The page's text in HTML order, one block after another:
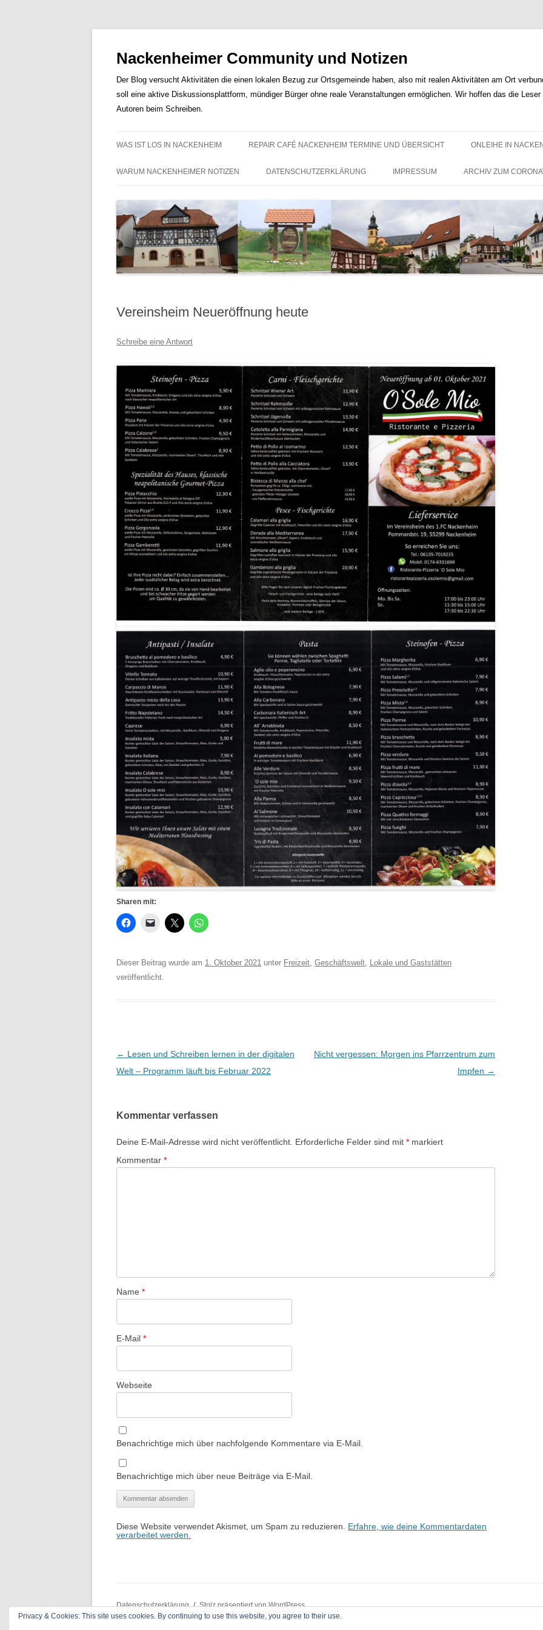
Nackenheimer Community und Notizen
Der Blog versucht Aktivitäten die einen lokalen Bezug zur Ortsgemeinde haben, also mit realen Aktivitäten am Ort
soll eine aktive Diskussionsplattform, mündiger Bürger ohne reale Veranstaltungen ermöglichen. Wir hoffen das die
Autoren beim Schreiben.
Inhalt
WAS IST LOS IN NACKENHEIM REPAIR CAFÉ NACKENHEIM TERMINE UND ÜBERSICHT ONLEIHE IN
WARUM NACKENHEIMER NOTIZEN DATENSCHUTZERKLÄRUNG IMPRESSUM ARCHIV ZUM
Vereinsheim Neueröffnung heute
Schreibe eine Antwort
Sharen mit:
Dieser Beitrag wurde am 1. Oktober 2021 unter Freizeit, Geschäftswelt, Lokale und Gaststätten
veröffentlicht.
Beitrags-
Navigation
← Lesen und Schreiben lernen in der digitalen
Welt – Programm läuft bis Februar 2022
Nicht vergessen: Morgen ins Pfarrzentrum zum
Impfen →
Kommentar verfassen
Deine E-Mail-Adresse wird nicht veröffentlicht. Erforderliche Felder sind mit * markiert
Kommentar *
Name *
E-Mail *
Webseite
Benachrichtige mich über nachfolgende Kommentare via E-Mail.
Benachrichtige mich über neue Beiträge via E-Mail.
Diese Website verwendet Akismet, um Spam zu reduzieren. Erfahre, wie deine Kommentardaten
verarbeitet werden.
Datenschutzerklärung
Stolz präsentiert von WordPress
Privacy & Cookies: This site uses cookies. By continuing to use this website, you agree to their use.